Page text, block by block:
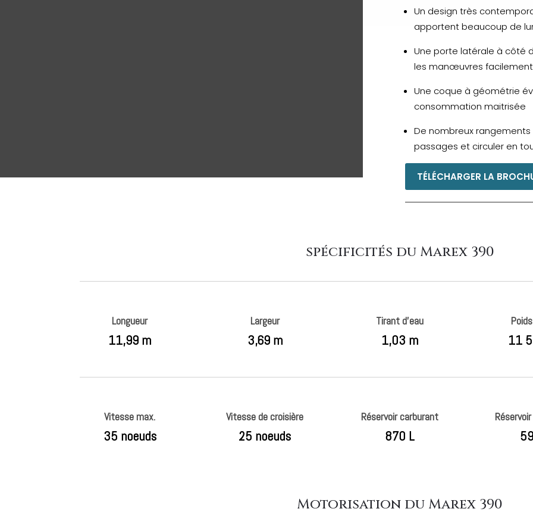
Un design très
apportent beaucoup de
Une porte latérale à côté
les manœuvres
Une coque à géométrie
consommation maitrisée
De nombreux
passages et circuler en
TÉLÉCHARGER LA
spécificités du Marex 390
Longueur
11,99 m
Largeur
3,69 m
Tirant d’eau
1,03 m 11
Vitesse max.
35 noeuds
Vitesse de croisière
25 noeuds
Réservoir carburant
870 L
Motorisation du Marex 390